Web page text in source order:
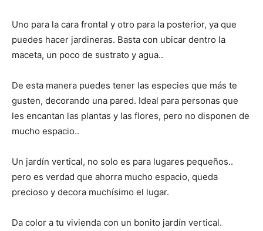
Uno para la cara frontal y otro para la posterior, ya que
puedes hacer jardineras. Basta con ubicar dentro la
maceta, un poco de sustrato y agua..
De esta manera puedes tener las especies que más te
gusten, decorando una pared. Ideal para personas que
les encantan las plantas y las flores, pero no disponen de
mucho espacio..
Un jardín vertical, no solo es para lugares pequeños..
pero es verdad que ahorra mucho espacio, queda
precioso y decora muchísimo el lugar.
Da color a tu vivienda con un bonito jardín vertical.